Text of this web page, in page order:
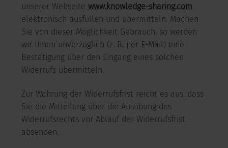
unserer Webseite www.knowledge-sharing.com
elektronisch ausfüllen und übermitteln. Machen
Sie von dieser Möglichkeit Gebrauch, so werden
wir Ihnen unverzüglich (z. B. per E-Mail) eine
Bestätigung über den Eingang eines solchen
Widerrufs übermitteln.
Zur Wahrung der Widerrufsfrist reicht es aus, dass
Sie die Mitteilung über die Ausübung des
Widerrufsrechts vor Ablauf der Widerrufsfrist
absenden.